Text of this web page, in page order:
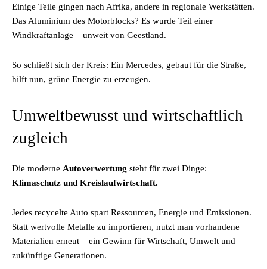
Einige Teile gingen nach Afrika, andere in regionale Werkstätten.
Das Aluminium des Motorblocks? Es wurde Teil einer
Windkraftanlage – unweit von Geestland.
So schließt sich der Kreis: Ein Mercedes, gebaut für die Straße,
hilft nun, grüne Energie zu erzeugen.
Umweltbewusst und wirtschaftlich
zugleich
Die moderne Autoverwertung steht für zwei Dinge:
Klimaschutz und Kreislaufwirtschaft.
Jedes recycelte Auto spart Ressourcen, Energie und Emissionen.
Statt wertvolle Metalle zu importieren, nutzt man vorhandene
Materialien erneut – ein Gewinn für Wirtschaft, Umwelt und
zukünftige Generationen.